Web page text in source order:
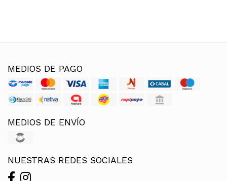
MEDIOS DE PAGO
MEDIOS DE ENVÍO
NUESTRAS REDES SOCIALES